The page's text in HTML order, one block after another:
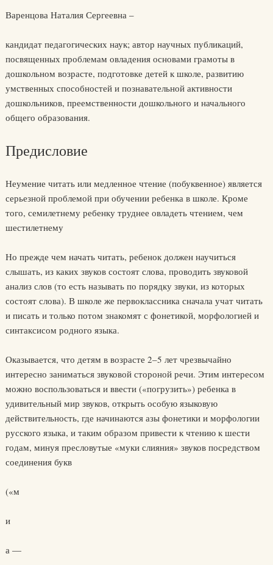
Варенцова Наталия Сергеевна –
кандидат педагогических наук; автор научных публикаций,
посвященных проблемам овладения основами грамоты в
дошкольном возрасте, подготовке детей к школе, развитию
умственных способностей и познавательной активности
дошкольников, преемственности дошкольного и начального
общего образования.
Предисловие
Неумение читать или медленное чтение (побуквенное) является
серьезной проблемой при обучении ребенка в школе. Кроме
того, семилетнему ребенку труднее овладеть чтением, чем
шестилетнему
Но прежде чем начать читать, ребенок должен научиться
слышать, из каких звуков состоят слова, проводить звуковой
анализ слов (то есть называть по порядку звуки, из которых
состоят слова). В школе же первоклассника сначала учат читать
и писать и только потом знакомят с фонетикой, морфологией и
синтаксисом родного языка.
Оказывается, что детям в возрасте 2–5 лет чрезвычайно
интересно заниматься звуковой стороной речи. Этим интересом
можно воспользоваться и ввести («погрузить») ребенка в
удивительный мир звуков, открыть особую языковую
действительность, где начинаются азы фонетики и морфологии
русского языка, и таким образом привести к чтению к шести
годам, минуя пресловутые «муки слияния» звуков посредством
соединения букв
(«м
и
а —